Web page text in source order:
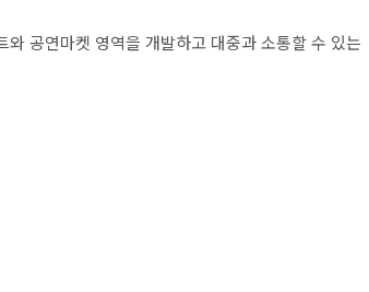
공연마켓 영역을 개발하고 대중과 소통할 수 있는